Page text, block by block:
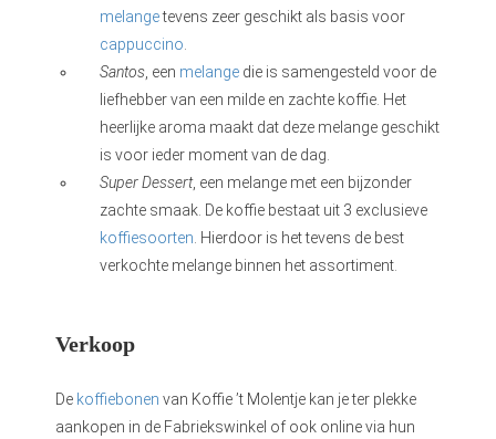
melangetevens zeer geschikt als basis voor
cappuccino
Santos , een melange die is samengesteld voor de
liefhebber van een milde en zachte koffie. Het
heerlijke aroma maakt dat deze melange geschikt
is voor ieder moment van de dag.
Super Dessert, een melange met een bijzonder
zachte smaak. De koffie bestaat uit 3 exclusieve
koffiesoorten . Hierdoor is het tevens de best
verkochte melange binnen het assortiment.
Verkoop
De koffiebonen van Koffie ’t Molentje kan je ter plekke
aankopen in de Fabriekswinkel of ook online via hun